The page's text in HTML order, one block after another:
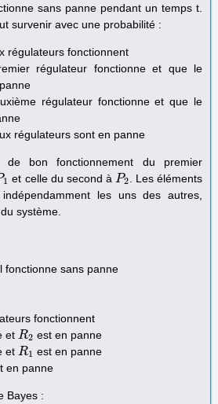
sans panne pendant un temps t.
survenir avec une probabilité :
régulateurs fonctionnent
régulateur fonctionne et que le
régulateur fonctionne et que le
régulateurs sont en panne
de bon fonctionnement du premier
1
1 et celle du second à P2
P2 . Les éléments
les uns des autres,
système.
fonctionne sans panne
fonctionnent
et R2
R2 est en panne
et R1
R1 est en panne
en panne
Bayes :